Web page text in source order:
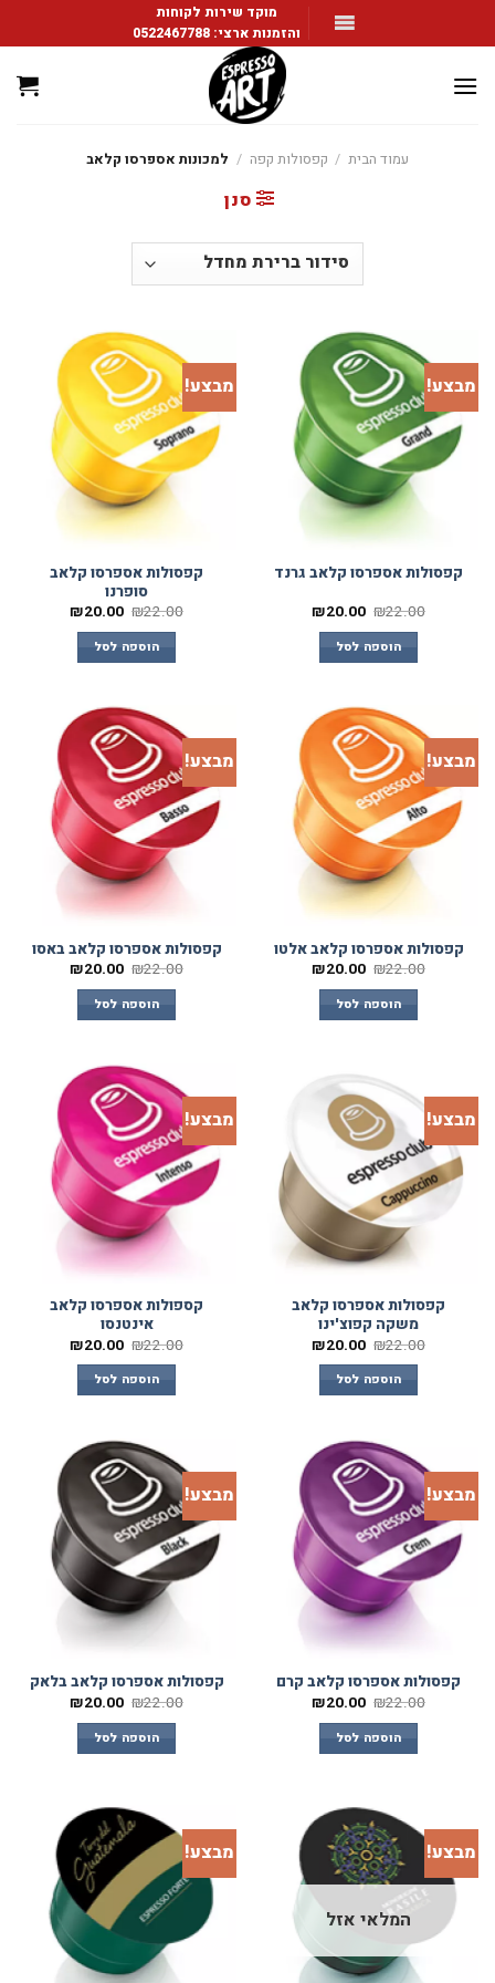
to
מוקד שירות לקוחות
והזמנות ארצי:0522467788
עמוד הבית / קפסולות קפה / למכונות אספרסו קלאב
סנן
מבצע!
קפסולות אספרסו קלאב גרנד
₪22.00
₪20.00
הוספה לסל
מבצע!
קפסולות אספרסו קלאב
סופרנו
₪22.00
₪20.00
הוספה לסל
מבצע!
קפסולות אספרסו קלאב אלטו
₪22.00
₪20.00
הוספה לסל
מבצע!
קפסולות אספרסו קלאב באסו
₪22.00
₪20.00
הוספה לסל
מבצע!
קפסולות אספרסו קלאב
משקה קפוצ'ינו
₪22.00
₪20.00
הוספה לסל
מבצע!
קספולות אספרסו קלאב
אינטנסו
₪22.00
₪20.00
הוספה לסל
מבצע!
קפסולות אספרסו קלאב קרם
₪22.00
₪20.00
הוספה לסל
מבצע!
קפסולות אספרסו קלאב בלאק
₪22.00
₪20.00
הוספה לסל
מבצע!
המלאי אזל
מבצע!